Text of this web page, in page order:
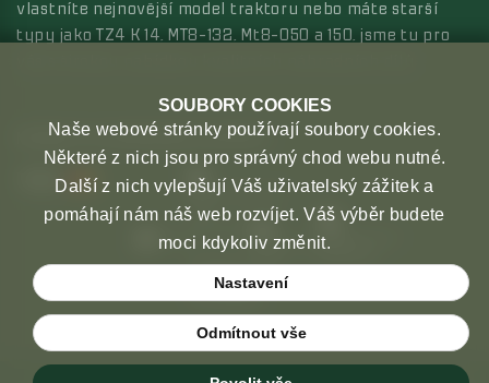
vlastníte nejnovější model traktoru nebo máte starší
typy jako TZ4 K 14, MT8-132, Mt8-050 a 150, jsme tu pro
MOŽNOSTI PLATBYMOŽNOSTI DOPRAVY
SOUBORY COOKIES
Naše webové stránky používají soubory cookies.
Některé z nich jsou pro správný chod webu nutné.
Další z nich vylepšují Váš uživatelský zážitek a
pomáhají nám náš web rozvíjet. Váš výběr budete
moci kdykoliv změnit.
Nastavení
Odmítnout vše